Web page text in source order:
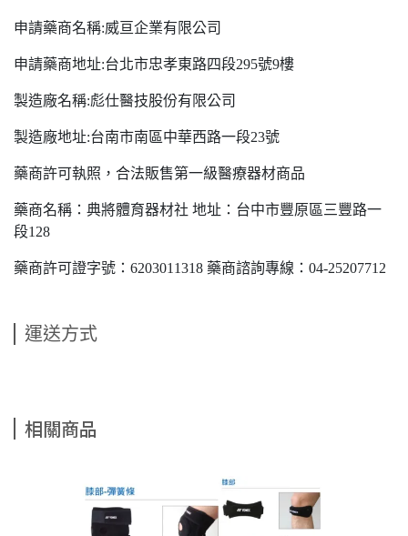
申請藥商名稱:威亘企業有限公司
申請藥商地址:台北市忠孝東路四段295號9樓
製造廠名稱:彪仕醫技股份有限公司
製造廠地址:台南市南區中華西路一段23號
藥商許可執照，合法販售第一級醫療器材商品
藥商名稱：典將體育器材社 地址：台中市豐原區三豐路一
段128
藥商許可證字號：6203011318 藥商諮詢專線：04-25207712
運送方式
相關商品